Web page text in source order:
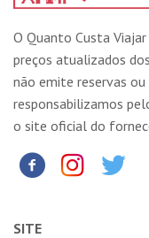
O Quanto Custa
preços atualizados
não emite reservas
responsabilizamos
o site oficial do
SITE